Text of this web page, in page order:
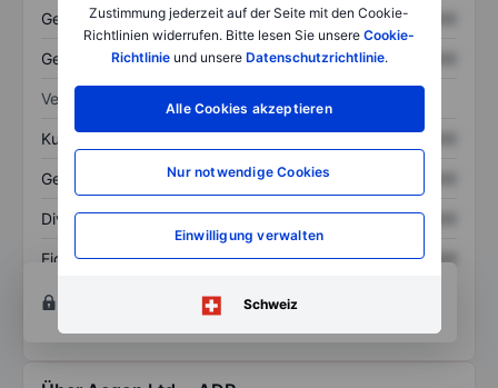
Zustimmung jederzeit auf der Seite mit den Cookie-
Richtlinien widerrufen. Bitte lesen Sie unsere Cookie-
Richtlinieund unsere Datenschutzrichtlinie.
Alle Cookies akzeptieren
Nur notwendige Cookies
Einwilligung verwalten
Schweiz
Gesamtvermögen XXXXXXX XXXXXXX
Gesamtschulden XXXXXXX XXXXXXX
Verhältnisse
Kurs/Umsatz XXXXXXX XXXXXXX
Gewinn je Aktie XXXXXXX
Dividende je Aktie XXXXXXX XXXXXXX
Eigenkapitalrendite XXXXXXX
XXXXXXX
und Analyse-Tools zu erhalten.